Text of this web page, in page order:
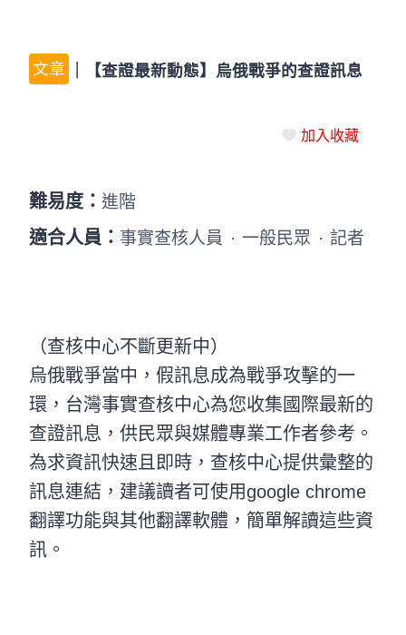
文章 【查證最新動態】烏俄戰爭的查證訊息
加入收藏
難易度： 進階
適合人員： 事實查核人員 · 一般民眾 · 記者
（查核中心不斷更新中）
烏俄戰爭當中，假訊息成為戰爭攻擊的一
環，台灣事實查核中心為您收集國際最新的
查證訊息，供民眾與媒體專業工作者參考。
為求資訊快速且即時，查核中心提供彙整的
訊息連結，建議讀者可使用google chrome
翻譯功能與其他翻譯軟體，簡單解讀這些資
訊。